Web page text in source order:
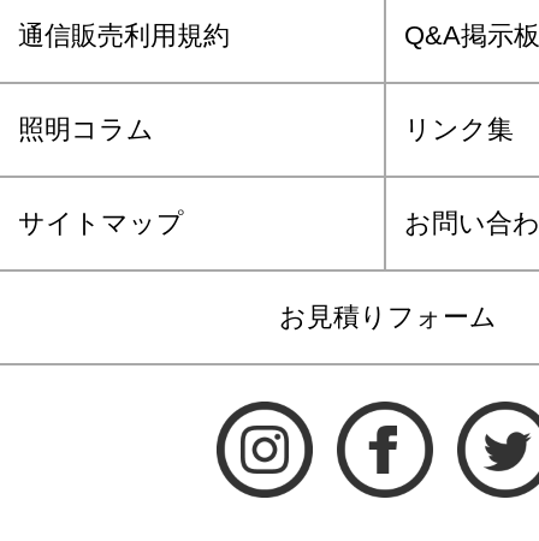
通信販売利用規約 Q&A掲示板
照明コラム リンク集
サイトマップ お問い合
お見積りフォーム